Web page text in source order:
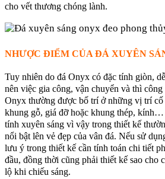
cho vết thương chóng lành.
NHƯỢC ĐIỂM CỦA ĐÁ XUYÊN
Tuy nhiên do đá Onyx có đặc tính giòn,
nên việc gia công, vận chuyển và thì
Onyx thường được bố trí ở những vị trí cố
khung gỗ, giá đỡ hoặc khung thép,
tính xuyên sáng vì vậy trong thiết kế
nổi bật lên vẻ đẹp của vân đá. Nếu sử
lưu ý trong thiết kế cần tính toán chi tiết
đầu, đồng thời cũng phải thiết kế sao cho
lộ khi chiếu sáng.